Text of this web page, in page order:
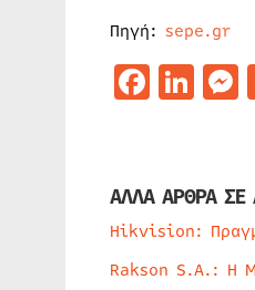
Πηγή: sepe.gr
ΑΛΛΑ ΑΡΘΡΑ ΣΕ
Hikvision:
Rakson S.A.: Η